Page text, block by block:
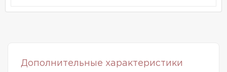
Дополнительные характеристики